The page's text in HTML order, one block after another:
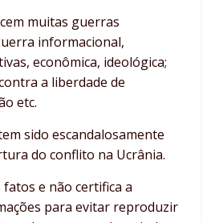
muitas guerras
informacional,
econômica, ideológica;
a liberdade de
etc.
sido escandalosamente
do conflito na Ucrânia.
e não certifica a
para evitar reproduzir